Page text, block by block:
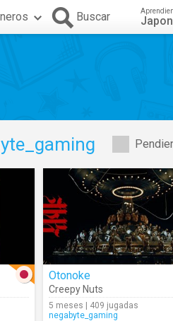
Buscar
Otonoke
Creepy Nuts
5 meses | 409 jugadas
negabyte_gaming